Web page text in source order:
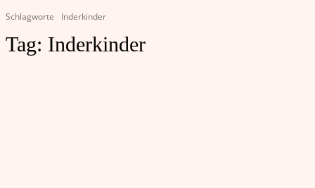
Schlagworte Inderkinder
Tag: Inderkinder